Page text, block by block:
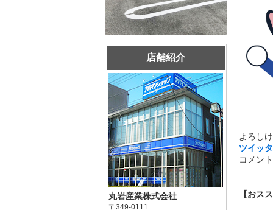
よろし
ツイッ
コメン
【おス
店舗紹介
丸岩産業株式会社
〒349-0111